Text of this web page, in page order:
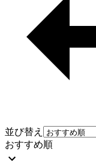
並び替え
おすすめ順